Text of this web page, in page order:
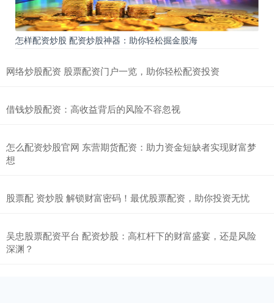
怎样配资炒股 配资炒股神器：助你轻松掘金股海
网络炒股配资 股票配资门户一览，助你轻松配资投资
借钱炒股配资：高收益背后的风险不容忽视
怎么配资炒股官网 东营期货配资：助力资金短缺者实现财富梦
想
股票配 资炒股 解锁财富密码！最优股票配资，助你投资无忧
吴忠股票配资平台 配资炒股：高杠杆下的财富盛宴，还是风险
深渊？